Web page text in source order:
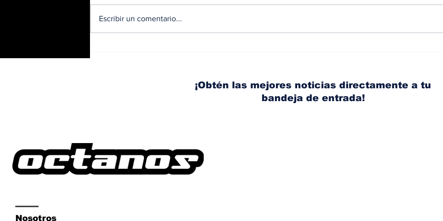
Escribir un comentario...
¡Obtén las mejores noticias directamente a tu
bandeja de entrada!
Nosotros